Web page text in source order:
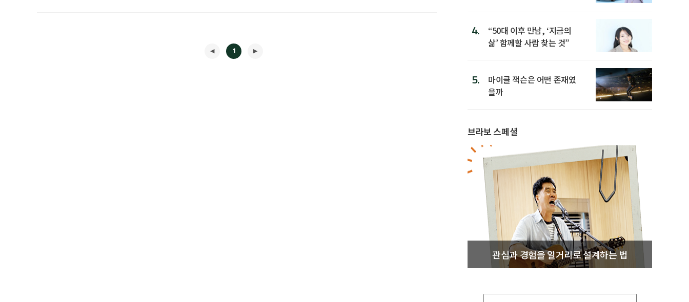
1
4.
“50대 이후 만남, ‘지금의
삶’ 함께할 사람 찾는 것”
5.
마이클 잭슨은 어떤 존재였
을까
브라보 스페셜
관심과 경험을 일거리로 설계하는 법